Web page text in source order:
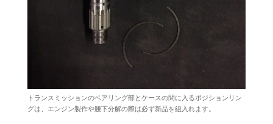
トランスミッションのベアリング部とケースの間に入るポジションリン
グは、エンジン製作や腰下分解の際は必ず新品を組入れます。